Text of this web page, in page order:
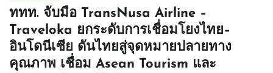
ททท. จับมือ TransNusa Airline –
Traveloka ยกระดับการเชื่อมโยงไทย–
อินโดนีเซีย ดันไทยสู่จุดหมายปลายทาง
คุณภาพ เชื่อม Asean Tourism และ